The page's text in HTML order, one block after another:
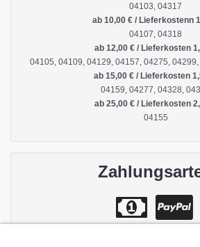
04103, 04317
ab 10,00 € / Lieferkostenn
04107, 04318
ab 12,00 € / Lieferkosten
04105, 04109, 04129, 04157, 04275,
ab 15,00 € / Lieferkosten
04159, 04277, 04328,
ab 25,00 € / Lieferkosten
04155